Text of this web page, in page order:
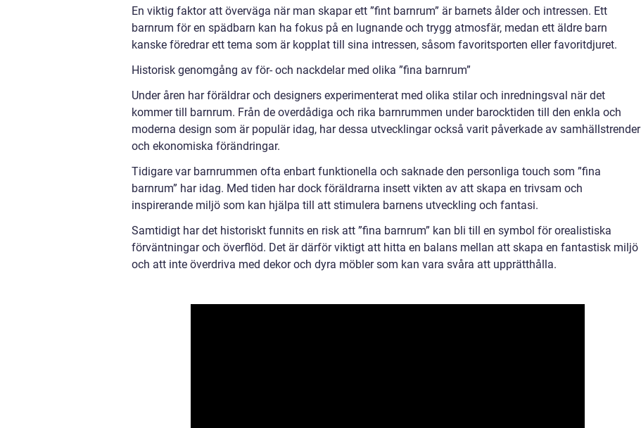
En viktig faktor att överväga när man skapar ett ”fint barnrum” är barnets ålder och intressen. Ett
barnrum för en spädbarn kan ha fokus på en lugnande och trygg atmosfär, medan ett äldre barn
kanske föredrar ett tema som är kopplat till sina intressen, såsom favoritsporten eller favoritdjuret.
Historisk genomgång av för- och nackdelar med olika ”fina barnrum”
Under åren har föräldrar och designers experimenterat med olika stilar och inredningsval när det
kommer till barnrum. Från de overdådiga och rika barnrummen under barocktiden till den enkla och
moderna design som är populär idag, har dessa utvecklingar också varit påverkade av samhällstrender
och ekonomiska förändringar.
Tidigare var barnrummen ofta enbart funktionella och saknade den personliga touch som ”fina
barnrum” har idag. Med tiden har dock föräldrarna insett vikten av att skapa en trivsam och
inspirerande miljö som kan hjälpa till att stimulera barnens utveckling och fantasi.
Samtidigt har det historiskt funnits en risk att ”fina barnrum” kan bli till en symbol för orealistiska
förväntningar och överflöd. Det är därför viktigt att hitta en balans mellan att skapa en fantastisk miljö
och att inte överdriva med dekor och dyra möbler som kan vara svåra att upprätthålla.